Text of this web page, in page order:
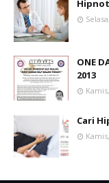
ONE
2013
Cari